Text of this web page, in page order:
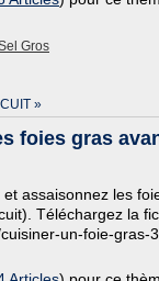
Gros
»
foies gras
assaisonnez les
Téléchargez la
un-foie-gras-